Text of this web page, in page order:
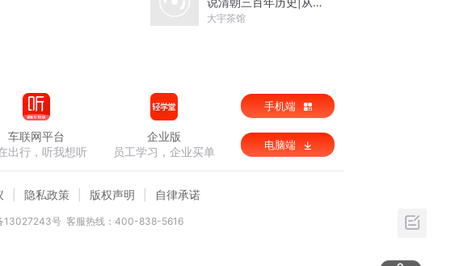
尔哈赤到末代皇帝溥仪|
大宇茶馆
车联网平台
出行，听我想听
企业版
员工学习，企业买单
手机端
电脑端
隐私政策 版权声明 自律承诺
13027243号 客服热线：400-838-5616